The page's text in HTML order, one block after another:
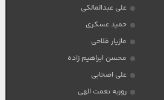
علی عبدالمالکی
حمید عسکری
مازیار فلاحی
محسن ابراهیم زاده
علی اصحابی
روزبه نعمت الهی